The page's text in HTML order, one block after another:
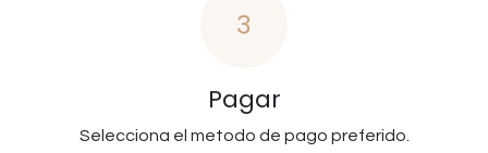
3
Pagar
Selecciona el metodo de pago preferido.